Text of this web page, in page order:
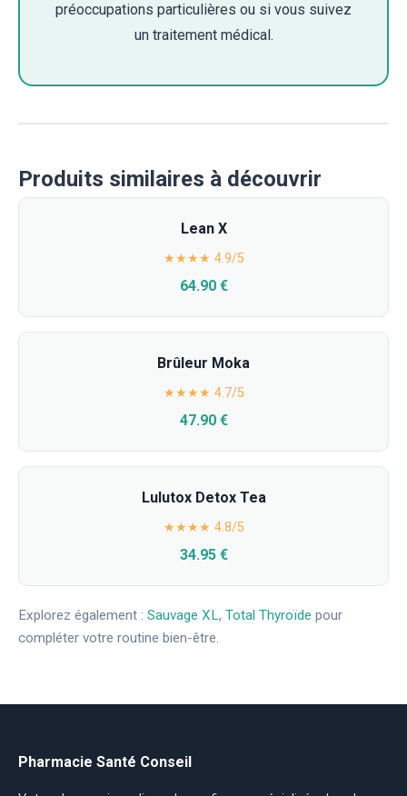
préoccupations particulières ou si vous suivez
un traitement médical.
Produits similaires à découvrir
Lean X
★★★★ 4.9/5
64.90 €
Brûleur Moka
★★★★ 4.7/5
47.90 €
Lulutox Detox Tea
★★★★ 4.8/5
34.95 €
Explorez également : Sauvage XL, Total Thyroïde pour
compléter votre routine bien-être.
Pharmacie Santé Conseil